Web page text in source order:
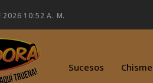
2026 10:52 A. M.
Sucesos